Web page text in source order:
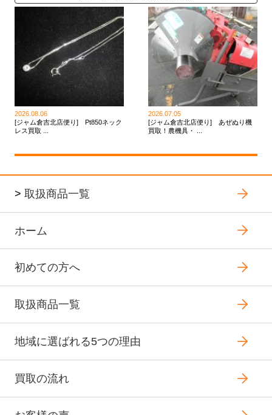
2026.08.06
[ジャム倉吉北店便り] Pt850ネック
レス買取 ...
2026.07.05
[ジャム倉吉北店便り] あぜぬり機
買取！農機具・ ...
> 取扱商品一覧
ホーム
初めての方へ
取扱商品一覧
地域に選ばれる5つの理由
買取の流れ